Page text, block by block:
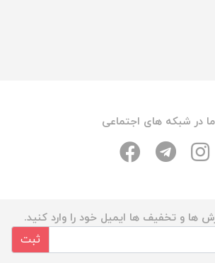
ما در شبکه های اجتماعی
ها و تخفیف ها ایمیل خود را وارد کنید.
ثبت